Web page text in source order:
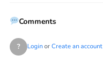
Comments
? LoginorCreate an account